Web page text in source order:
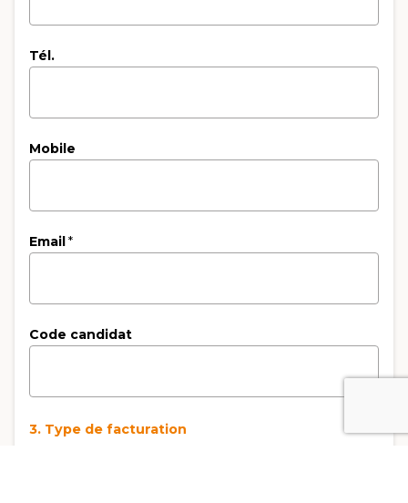
Tél.
Mobile
Email*
Code candidat
3. Type de facturation